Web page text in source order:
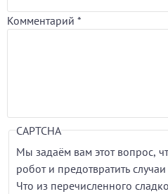
Комментарий *
CAPTCHA
Мы задаём вам этот вопрос,
робот и предотвратить
Что из перечисленного